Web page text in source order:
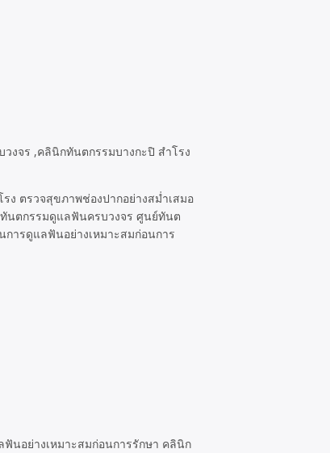
ตรวจสุขภาพช่องปากอย่างสม่ำเสมอ
นตกรรมดูแลฟันครบวงจร ศูนย์ทันต
ารดูแลฟันอย่างเหมาะสมก่อนการ
นอย่างเหมาะสมก่อนการรักษา คลินิก